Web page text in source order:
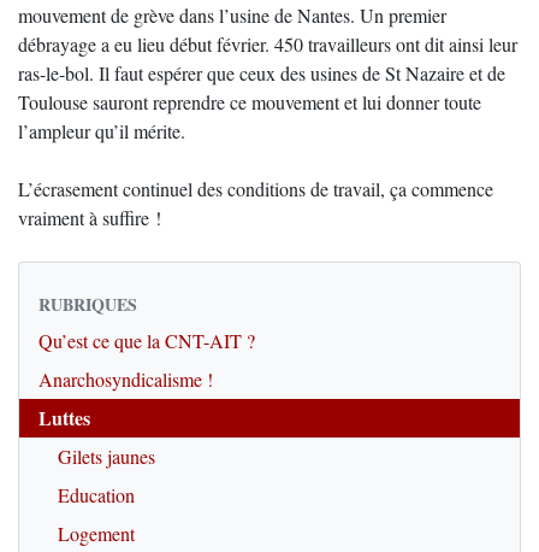
mouvement de grève dans l’usine de Nantes. Un premier
débrayage a eu lieu début février. 450 travailleurs ont dit ainsi leur
ras-le-bol. Il faut espérer que ceux des usines de St Nazaire et de
Toulouse sauront reprendre ce mouvement et lui donner toute
l’ampleur qu’il mérite.
L’écrasement continuel des conditions de travail, ça commence
vraiment à suffire !
RUBRIQUES
Qu’est ce que la CNT-AIT ?
Anarchosyndicalisme !
Luttes
Gilets jaunes
Education
Logement